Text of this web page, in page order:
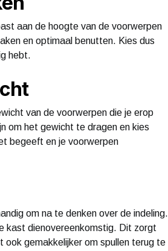
aan de hoogte van de voorwerpen
en optimaal benutten. Kies dus
hebt.
van de voorwerpen die je erop
om het gewicht te dragen en kies
begeeft en je voorwerpen
om na te denken over de indeling.
kast dienovereenkomstig. Dit zorgt
ook gemakkelijker om spullen terug te